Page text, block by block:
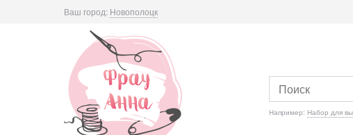
Ваш город: Новополоцк
Например: Набор для